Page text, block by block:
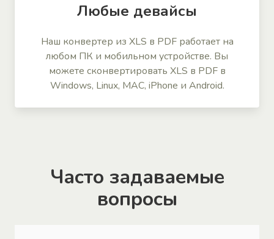
Любые девайсы
Наш конвертер из XLS в PDF работает на
любом ПК и мобильном устройстве. Вы
можете сконвертировать XLS в PDF в
Windows, Linux, MAC, iPhone и Android.
Часто задаваемые
вопросы